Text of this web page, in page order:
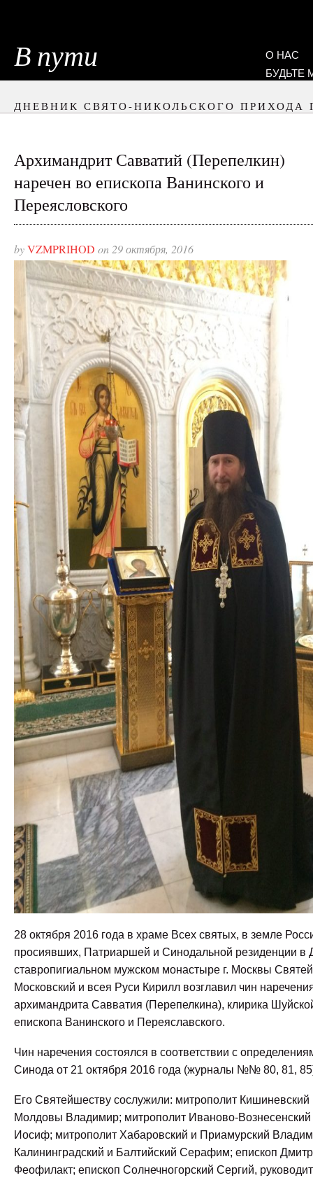
В пути
О НАС
БУДЬТЕ
ДНЕВНИК СВЯТО-НИКОЛЬСКОГО ПРИХОДА
Архимандрит Савватий (Перепелкин)
наречен во епископа Ванинского и
Переясловского
byVZMPRIHOD on 29 октября, 2016
28 октября 2016 года в храме Всех святых, в земле
просиявших, Патриаршей и Синодальной резиденции в
ставропигиальном мужском монастыре г. Москвы
Московский и всея Руси Кирилл возглавил чин
архимандрита Савватия (Перепелкина), клирика
епископа Ванинского и Переяславского.
Чин наречения состоялся в соответствии с
Синода от 21 октября 2016 года (журналы №№ 80, 81,
Его Святейшеству сослужили: митрополит Кишиневский
Молдовы Владимир; митрополит Иваново-Вознесенский
Иосиф; митрополит Хабаровский и Приамурский
Калининградский и Балтийский Серафим; епископ
Феофилакт; епископ Солнечногорский Сергий,